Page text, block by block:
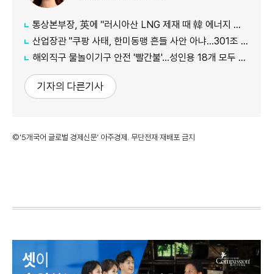
통상본부장, 英에 "러시아산 LNG 제재 때 韓 에너지 안보 고려해야"
산업장관 "쿠팡 사태, 한미동맹 흔들 사안 아냐…301조 관세 15% 넘지 않도록 협의"
해외직구 물놀이기구 안전 '빨간불'…성인용 18개 모두 기준 미달
기자의 다른기사
©'5개국어 글로벌 경제신문' 아주경제. 무단전재·재배포 금지